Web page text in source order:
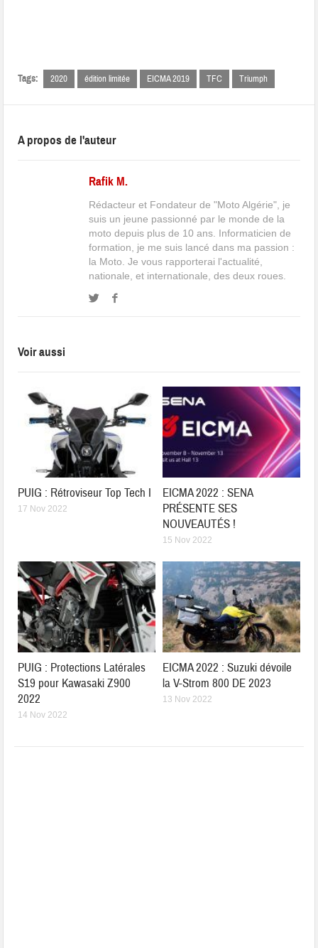
Tags: 2020 édition limitée EICMA 2019 TFC Triumph
A propos de l'auteur
Rafik M.
Rédacteur et Fondateur de "Moto Algérie", je
suis un jeune passionné par le monde de la
moto depuis plus de 10 ans. Informaticien de
formation, je me suis lancé dans ma passion :
la Moto. Je vous rapporterai l'actualité,
nationale, et internationale, des deux roues.
Voir aussi
PUIG : Rétroviseur Top Tech I
17 Nov 2022
EICMA 2022 : SENA
PRÉSENTE SES
NOUVEAUTÉS !
15 Nov 2022
PUIG : Protections Latérales
S19 pour Kawasaki Z900
2022
14 Nov 2022
EICMA 2022 : Suzuki dévoile
la V-Strom 800 DE 2023
13 Nov 2022